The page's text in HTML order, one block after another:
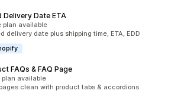
Delivery Date ETA
plan available
delivery date plus shipping time, ETA, EDD
FAQs & FAQ Page
plan available
clean with product tabs & accordions